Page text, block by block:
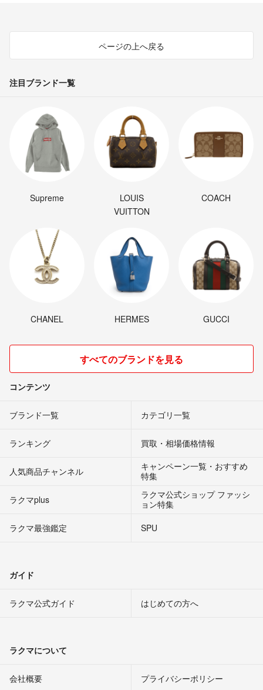
コメント失礼します。
購入をご検討させていただいてます。
日本のサイズどいうと25.5くらいでしょうか？
よろしくお願いします。
ページの上へ戻る
注目ブランド一覧
Supreme
LOUIS
VUITTON
COACH
CHANEL HERMES GUCCI
すべてのブランドを見る
コンテンツ
ブランド一覧 カテゴリ一覧
ランキング 買取・相場価格情報
人気商品チャンネル
キャンペーン一覧・おすすめ
特集
ラクマplus
ラクマ公式ショップ ファッシ
ョン特集
ラクマ最強鑑定
SPU
ガイド
ラクマ公式ガイド はじめての方へ
ラクマについて
会社概要 プライバシーポリシー